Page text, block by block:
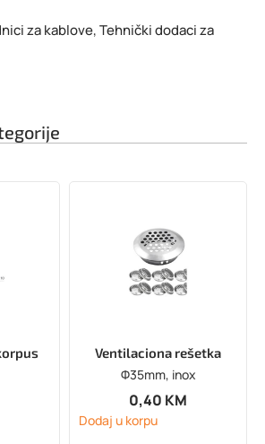
za kablove,Tehnički dodaci za
Ventilaciona rešetka
Φ35mm, inox
0,40 KM
Dodaj u korpu